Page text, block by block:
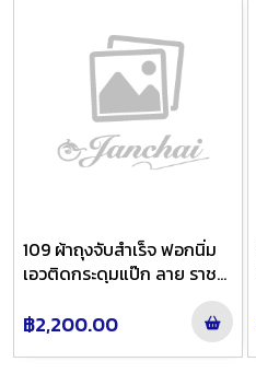
109 ผ้าถุงจับสำเร็จ ฟอกนิ่ม
เอวติดกระดุมแป๊ก ลาย ราช
วัตรหน้านาง สี ทองแดงหยก
ไล่สี
฿2,200.00